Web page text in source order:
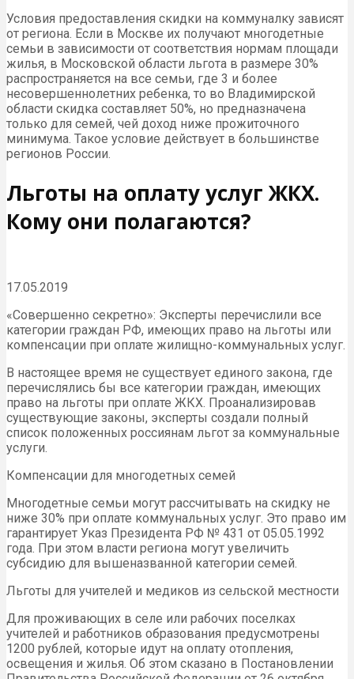
Условия предоставления скидки на коммуналку зависят
от региона. Если в Москве их получают многодетные
семьи в зависимости от соответствия нормам площади
жилья, в Московской области льгота в размере 30%
распространяется на все семьи, где 3 и более
несовершеннолетних ребенка, то во Владимирской
области скидка составляет 50%, но предназначена
только для семей, чей доход ниже прожиточного
минимума. Такое условие действует в большинстве
регионов России.
Льготы на оплату услуг ЖКХ.
Кому они полагаются?
17.05.2019
«Совершенно секретно»: Эксперты перечислили все
категории граждан РФ, имеющих право на льготы или
компенсации при оплате жилищно-коммунальных услуг.
В настоящее время не существует единого закона, где
перечислялись бы все категории граждан, имеющих
право на льготы при оплате ЖКХ. Проанализировав
существующие законы, эксперты создали полный
список положенных россиянам льгот за коммунальные
услуги.
Компенсации для многодетных семей
Многодетные семьи могут рассчитывать на скидку не
ниже 30% при оплате коммунальных услуг. Это право им
гарантирует Указ Президента РФ № 431 от 05.05.1992
года. При этом власти региона могут увеличить
субсидию для вышеназванной категории семей.
Льготы для учителей и медиков из сельской местности
Для проживающих в селе или рабочих поселках
учителей и работников образования предусмотрены
1200 рублей, которые идут на оплату отопления,
освещения и жилья. Об этом сказано в Постановлении